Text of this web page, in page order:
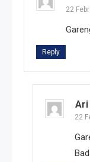
22
Reply
22